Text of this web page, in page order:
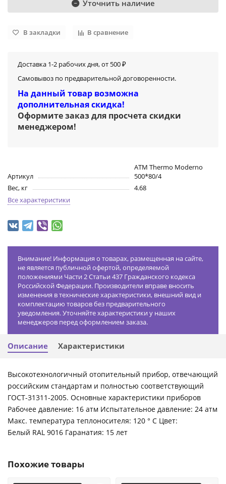
Уточнить наличие
В закладки В сравнение
Доставка 1-2 рабочих дня, от 500 ₽
Самовывоз по предварительной договоренности.
На данный товар возможна
дополнительная скидка!
Оформите заказ для просчета скидки
менеджером!
Артикул
ATM Thermo Moderno
500*80/4
Вес, кг
4.68
Все характеристики
Внимание! Информация о товарах, размещенная на сайте,
не является публичной офертой, определяемой
положениями Части 2 Статьи 437 Гражданского кодекса
Российской Федерации. Производители вправе вносить
изменения в технические характеристики, внешний вид и
комплектацию товаров без предварительного
уведомления. Уточняйте характеристики у наших
менеджеров перед оформлением заказа.
Описание Характеристики
Высокотехнологичный отопительный прибор, отвечающий
российским стандартам и полностью соответствующий
ГОСТ-31311-2005. Основные характеристики приборов
Рабочее давление: 16 атм Испытательное давление: 24 атм
Макс. температура теплоносителя: 120 ° С Цвет:
Белый RAL 9016 Гаранатия: 15 лет
Похожие товары